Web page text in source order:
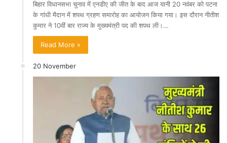
बिहार विधानसभा चुनाव में एनडीए की जीत के बाद आज यानी 20 नवंबर को पटना
के गांधी मैदान में शपथ ग्रहण समारोह का आयोजन किया गया। इस दौरान नीतीश
कुमार ने 10वीं बार राज्य के मुख्यमंत्री पद की शपथ ली।…
Read More »
20 November